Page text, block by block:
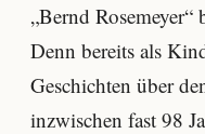
„Bernd
Denn bereits als
Geschichten über
inzwischen fast 98